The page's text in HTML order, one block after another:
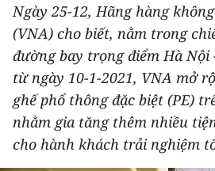
PHÁP LUẬT
DU LỊCH
THẾ GIỚI
THỂ THAO
Ngày 25-12, Hãng hàng
(VNA) cho biết, nằm trong
đường bay trọng điểm Hà Nội
từ ngày 10-1-2021, VNA mở
ghế phổ thông đặc biệt (PE)
nhằm gia tăng thêm nhiều
cho hành khách trải nghiệm